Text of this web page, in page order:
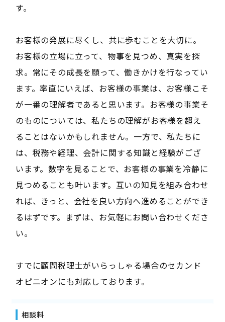
す。
お客様の発展に尽くし、共に歩むことを大切に。
お客様の立場に立って、物事を見つめ、真実を探
求。常にその成長を願って、働きかけを行なってい
ます。率直にいえば、お客様の事業は、お客様こそ
が一番の理解者であると思います。お客様の事業そ
のものについては、私たちの理解がお客様を超え
ることはないかもしれません。一方で、私たちに
は、税務や経理、会計に関する知識と経験がござ
います。数字を見ることで、お客様の事業を冷静に
見つめることも叶います。互いの知見を組み合わせ
れば、きっと、会社を良い方向へ進めることができ
るはずです。まずは、お気軽にお問い合わせくださ
い。
すでに顧問税理士がいらっしゃる場合のセカンド
オピニオンにも対応しております。
相談料